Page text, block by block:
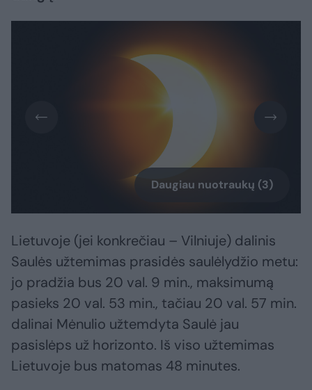
Daugiau nuotraukų (3)
Lietuvoje (jei konkrečiau – Vilniuje) dalinis
Saulės užtemimas prasidės saulėlydžio metu:
jo pradžia bus 20 val. 9 min., maksimumą
pasieks 20 val. 53 min., tačiau 20 val. 57 min.
dalinai Mėnulio užtemdyta Saulė jau
pasislėps už horizonto. Iš viso užtemimas
Lietuvoje bus matomas 48 minutes.